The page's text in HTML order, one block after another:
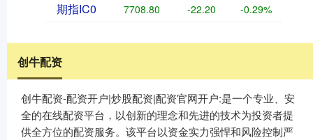
期指IC0 7708.80 -22.20 -0.29%
创牛配资
创牛配资-配资开户|炒股配资|配资官网开户:是一个专业、安
全的在线配资平台，以创新的理念和先进的技术为投资者提
供全方位的配资服务。该平台以资金实力强悍和风险控制严